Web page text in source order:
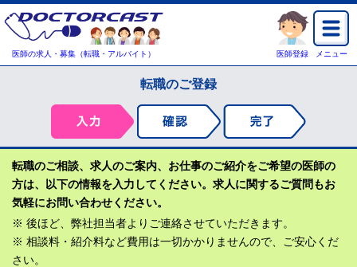
医師の求人・募集（転職・アルバイト） 医師登録 メニュー
転職のご登録
転職のご相談、求人のご案内、お仕事のご紹介をご希望の医師の
方は、以下の情報を入力してください。求人に関するご質問もお
気軽にお問い合わせください。
※ 後ほど、弊社担当者よりご連絡させていただきます。
※ 相談料・紹介料など費用は一切かかりませんので、ご安心くだ
さい。